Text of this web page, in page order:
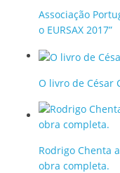
Associação
o EURSAX 2017”
O livro de César
Rodrigo Chenta
obra completa.